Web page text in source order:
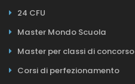
24 CFU
Master Mondo Scuola
Master per classi di concorso
Corsi di perfezionamento